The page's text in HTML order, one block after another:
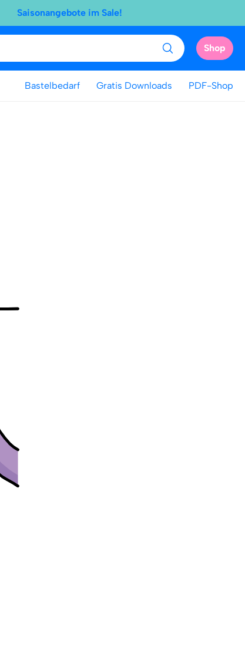
Saisonangebote im Sale!
Shop
Bastelbedarf Gratis Downloads PDF-Shop